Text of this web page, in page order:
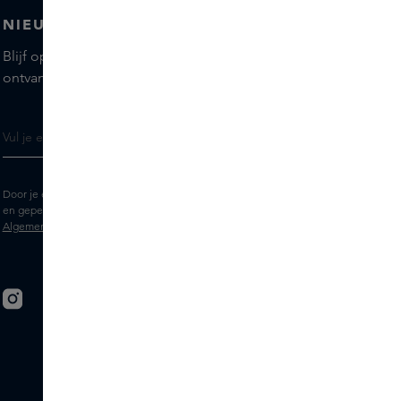
NIEUWSBRIEF
Blijf op de hoogte van de nieuwste merken en producten,
ontvang tips van onze Skins Experts.
Door je e-mailadres in te vullen geef je toestemming om de Skins nieuwsbrief
en gepersonaliseerde marketingberichten via e-mail te ontvangen. Bekijk de
Algemene voorwaarden